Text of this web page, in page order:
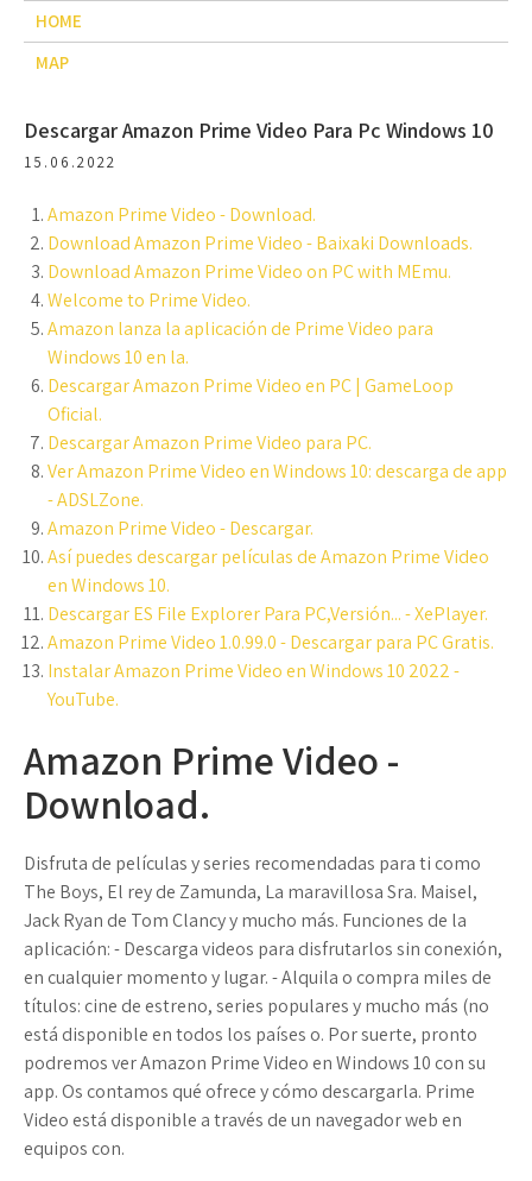
HOME
MAP
Descargar Amazon Prime Video Para Pc Windows 10
15.06.2022
Amazon Prime Video - Download.
Download Amazon Prime Video - Baixaki Downloads.
Download Amazon Prime Video on PC with MEmu.
Welcome to Prime Video.
Amazon lanza la aplicación de Prime Video para
Windows 10 en la.
Descargar Amazon Prime Video en PC | GameLoop
Oficial.
Descargar Amazon Prime Video para PC.
Ver Amazon Prime Video en Windows 10: descarga de app
- ADSLZone.
Amazon Prime Video - Descargar.
Así puedes descargar películas de Amazon Prime Video
en Windows 10.
Descargar ES File Explorer Para PC,Versión... - XePlayer.
Amazon Prime Video 1.0.99.0 - Descargar para PC Gratis.
Instalar Amazon Prime Video en Windows 10 2022 -
YouTube.
Amazon Prime Video -
Download.
Disfruta de películas y series recomendadas para ti como
The Boys, El rey de Zamunda, La maravillosa Sra. Maisel,
Jack Ryan de Tom Clancy y mucho más. Funciones de la
aplicación: - Descarga videos para disfrutarlos sin conexión,
en cualquier momento y lugar. - Alquila o compra miles de
títulos: cine de estreno, series populares y mucho más (no
está disponible en todos los países o. Por suerte, pronto
podremos ver Amazon Prime Video en Windows 10 con su
app. Os contamos qué ofrece y cómo descargarla. Prime
Video está disponible a través de un navegador web en
equipos con.